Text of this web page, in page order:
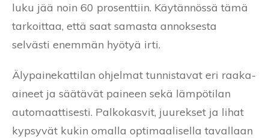
luku jää noin 60 prosenttiin. Käytännössä tämä
tarkoittaa, että saat samasta annoksesta
selvästi enemmän hyötyä irti.
Älypainekattilan ohjelmat tunnistavat eri raaka-
aineet ja säätävät paineen sekä lämpötilan
automaattisesti. Palkokasvit, juurekset ja lihat
kypsyvät kukin omalla optimaalisella tavallaan